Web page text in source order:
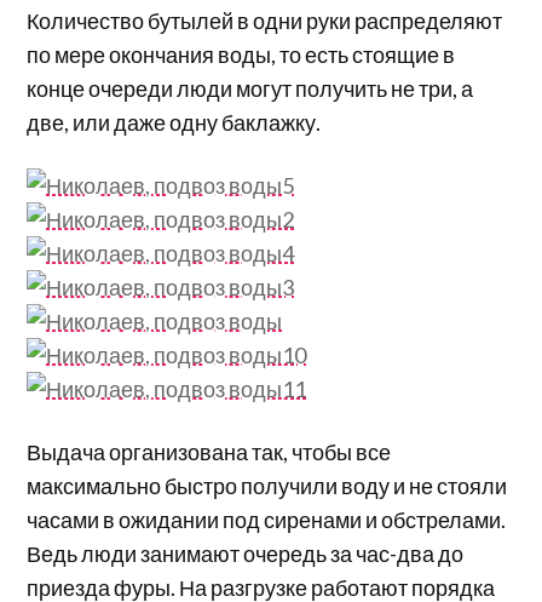
Количество бутылей в одни руки распределяют
по мере окончания воды, то есть стоящие в
конце очереди люди могут получить не три, а
две, или даже одну баклажку.
Выдача организована так, чтобы все
максимально быстро получили воду и не стояли
часами в ожидании под сиренами и обстрелами.
Ведь люди занимают очередь за час-два до
приезда фуры. На разгрузке работают порядка